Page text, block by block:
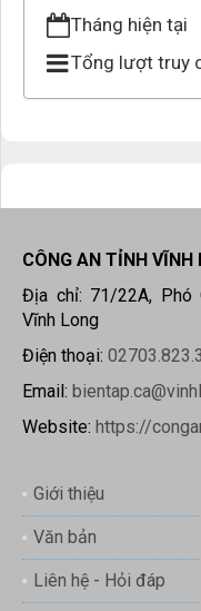
Tháng hiện tại
Tổng lượt truy
CÔNG AN TỈNH VĨNH
Địa chỉ: 71/22A, Phó
Vĩnh Long
Điện thoại:
Email:
Website: https://
Giới thiệu
Văn bản
Liên hệ - Hỏi đáp